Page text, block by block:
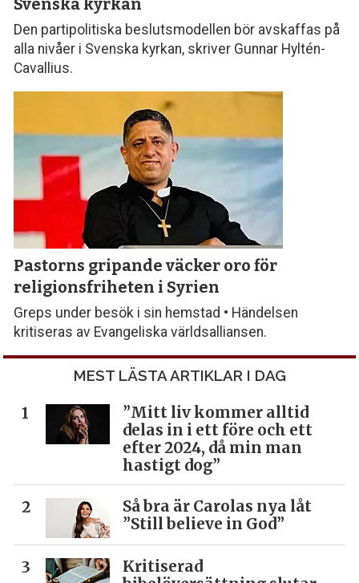
Svenska kyrkan
Den partipolitiska beslutsmodellen bör avskaffas på
alla nivåer i Svenska kyrkan, skriver Gunnar Hyltén-
Cavallius.
Pastorns gripande väcker oro för
religionsfriheten i Syrien
Greps under besök i sin hemstad • Händelsen
kritiseras av Evangeliska världsalliansen.
MEST LÄSTA ARTIKLAR I DAG
”Mitt liv kommer alltid
delas in i ett före och ett
efter 2024, då min man
hastigt dog”
Så bra är Carolas nya låt
”Still believe in God”
Kritiserad